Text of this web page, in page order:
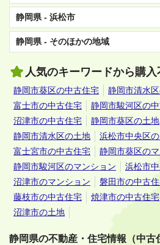
静岡県 - 浜松市
静岡県 - そのほかの地域
人気のキーワードから購
静岡市葵区の中古住宅
静岡市清水
富士市の中古住宅
静岡市駿河区の
沼津市の中古住宅
静岡市葵区の土地
静岡市清水区の土地
浜松市中央区
富士宮市の中古住宅
静岡市葵区の
静岡市駿河区のマンション
浜松市
沼津市のマンション
磐田市の中古
藤枝市の中古住宅
焼津市の中古住宅
沼津市の土地
静岡県の不動産・住宅情報（中古